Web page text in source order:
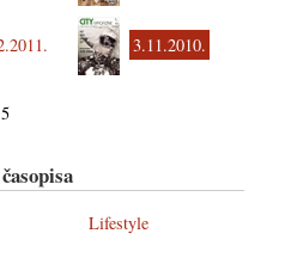
3.11.2010.
5
Lifestyle